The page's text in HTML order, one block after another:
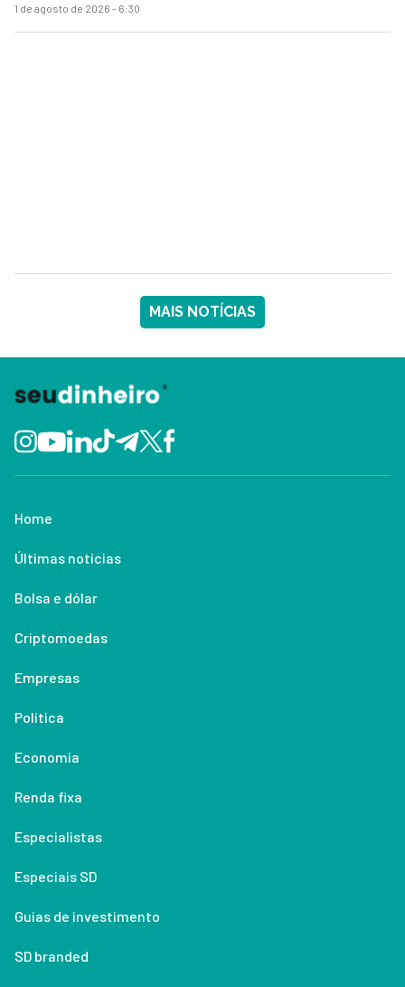
1 de agosto de 2026 - 6:30
MAIS NOTÍCIAS
Home
Últimas notícias
Bolsa e dólar
Criptomoedas
Empresas
Política
Economia
Renda fixa
Especialistas
Especiais SD
Guias de investimento
SD branded